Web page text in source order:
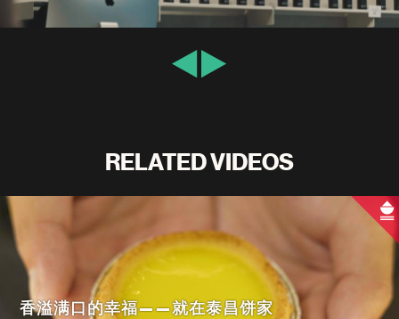
RELATED VIDEOS
香溢满口的幸福——就在泰昌饼家